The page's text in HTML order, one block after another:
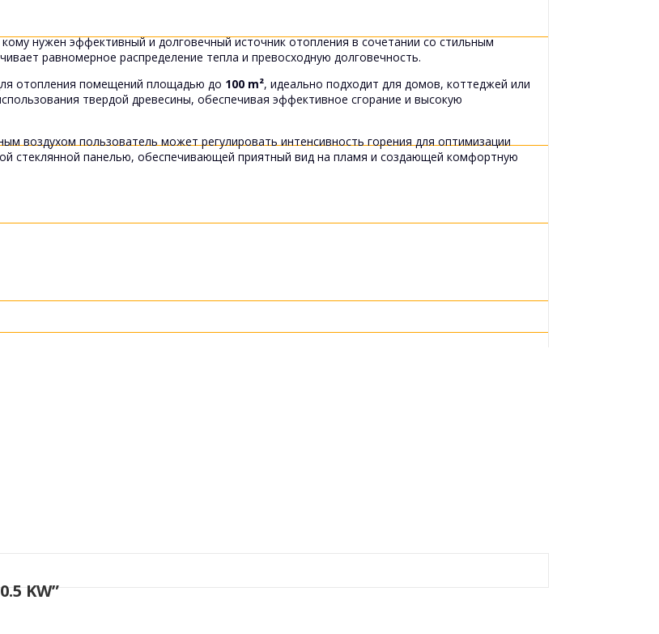
нужен эффективный и долговечный источник отопления в сочетании со стильным
равномерное распределение тепла и превосходную долговечность.
отопления помещений площадью до 100 m², идеально подходит для домов, коттеджей или
твердой древесины, обеспечивая эффективное сгорание и высокую
воздухом пользователь может регулировать интенсивность горения для оптимизации
стеклянной панелью, обеспечивающей приятный вид на пламя и создающей комфортную
KW”